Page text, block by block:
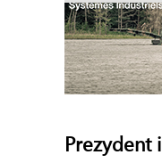
Prezydent